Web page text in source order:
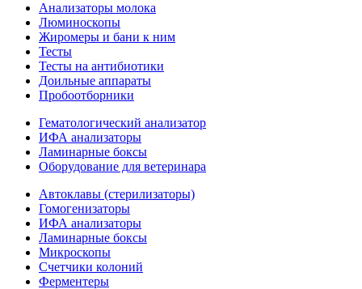
Анализаторы молока
Люминоскопы
Жиромеры и бани к ним
Тесты
Тесты на антибиотики
Доильные аппараты
Пробоотборники
Гематологический анализатор
ИФА анализаторы
Ламинарные боксы
Оборудование для ветеринара
Автоклавы (стерилизаторы)
Гомогенизаторы
ИФА анализаторы
Ламинарные боксы
Микроскопы
Счетчики колоний
Ферментеры